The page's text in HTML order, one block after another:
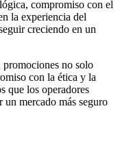
compromiso con el
la experiencia del
creciendo en un
promociones no solo
con la ética y la
que los operadores
un mercado más seguro